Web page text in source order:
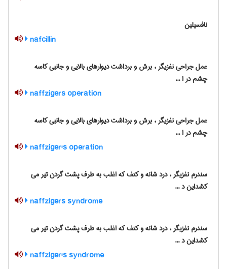
نافسیلین
nafcillin
عمل جراحی نفزیگر ، برش و برداشت دیوارهای بالایی و جانبی کاسه
چشم در ا ...
naffzigers operation
عمل جراحی نفزیگر ، برش و برداشت دیوارهای بالایی و جانبی کاسه
چشم در ا ...
naffziger's operation
سندرم نفزیگر ، درد شانه و کتف که اغلب به طرف پشت گردن تیر می
کشداین د ...
naffzigers syndrome
سندرم نفزیگر ، درد شانه و کتف که اغلب به طرف پشت گردن تیر می
کشداین د ...
naffziger's syndrome